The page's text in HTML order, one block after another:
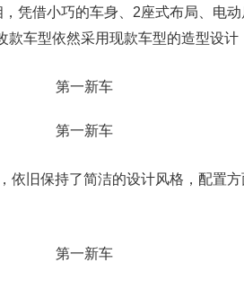
凭借小巧的车身、2座式布局、电
车型依然采用现款车型的造型设计
旧保持了简洁的设计风格，配置方